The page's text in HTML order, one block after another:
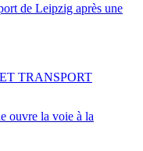
de Leipzig après une
ouvre la voie à la
TRANSPORT